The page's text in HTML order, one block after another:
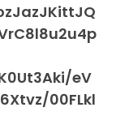
eV
00FLkl